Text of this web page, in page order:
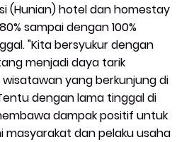
(Hunian) hotel dan homestay
sampai dengan 100%
"Kita bersyukur dengan
menjadi daya tarik
yang berkunjung di
dengan lama tinggal di
dampak positif untuk
masyarakat dan pelaku usaha